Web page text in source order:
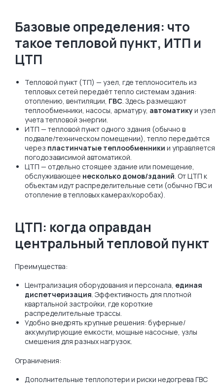
Базовые определения: что
такое тепловой пункт, ИТП и
ЦТП
Тепловой пункт (ТП) — узел, где теплоноситель из
тепловых сетей передаёт тепло системам здания:
отоплению, вентиляции, ГВС. Здесь размещают
теплообменники, насосы, арматуру, автоматикуи узел
учета тепловой энергии.
ИТП — тепловой пункт одного здания (обычно в
подвале/техническом помещении), тепло передаётся
через пластинчатые теплообменники и управляется
погодозависимой автоматикой.
ЦТП — отдельно стоящее здание или помещение,
обслуживающее несколько домов/зданий. От ЦТП к
объектам идут распределительные сети (обычно ГВС и
отопление в тепловых камерах/коробах).
ЦТП: когда оправдан
центральный тепловой пункт
Преимущества:
Централизация оборудования и персонала, единая
диспетчеризация. Эффективность для плотной
квартальной застройки, где короткие
распределительные трассы.
Удобно внедрять крупные решения: буферные/
аккумулирующие емкости, мощные насосные, узлы
смешения для разных нагрузок.
Ограничения:
Дополнительные теплопотери и риски недогрева ГВС